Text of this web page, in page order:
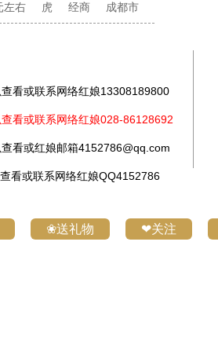
左右 虎 经商 成都市
看或联系网络红娘13308189800
看或联系网络红娘028-86128692
看或红娘邮箱4152786@qq.com
看或联系网络红娘QQ4152786
❀送礼物 ❤关注